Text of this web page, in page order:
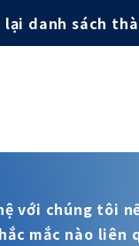
lại danh sách
với chúng tôi
mắc nào liên